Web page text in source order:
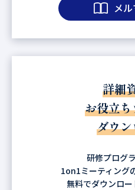
メ
詳細
お役立
ダウ
研修プログ
1on1ミーティング
無料でダウンロー